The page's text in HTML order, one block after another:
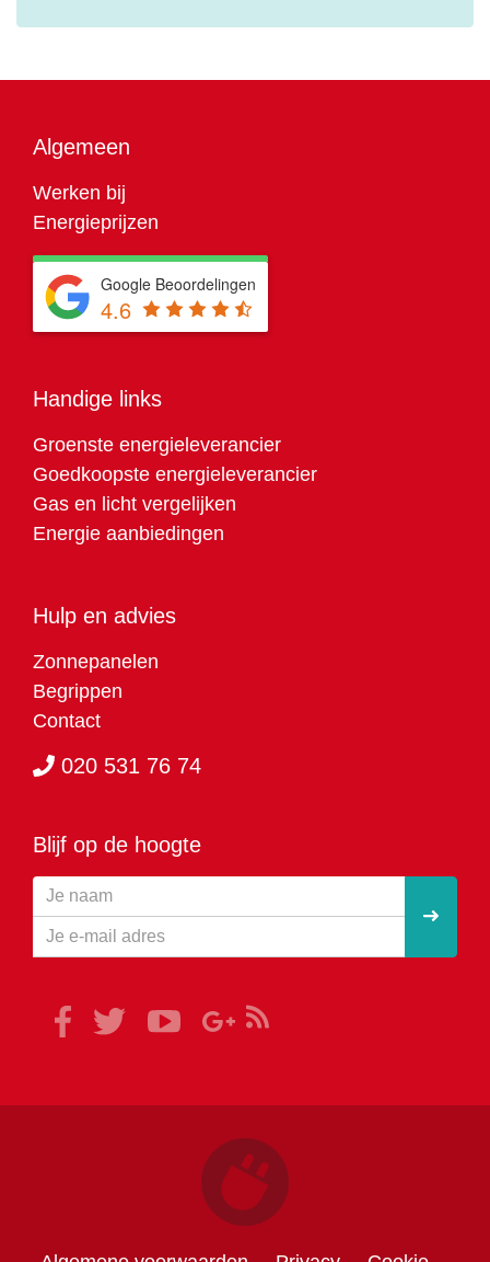
Algemeen
Werken bij
Energieprijzen
Google Beoordelingen
4.6
Handige links
Groenste energieleverancier
Goedkoopste energieleverancier
Gas en licht vergelijken
Energie aanbiedingen
Hulp en advies
Zonnepanelen
Begrippen
Contact
020 531 76 74
Blijf op de hoogte